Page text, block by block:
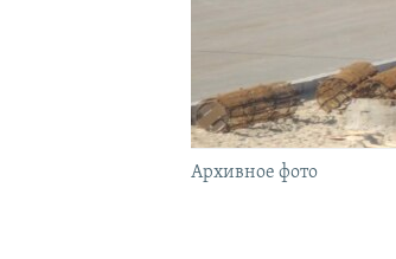
Архивное фото